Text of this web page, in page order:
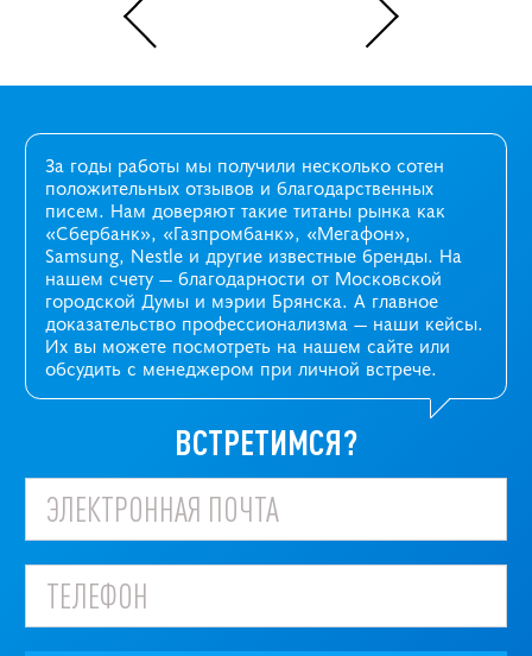
За годы работы мы получили несколько сотен
положительных отзывов и благодарственных
писем. Нам доверяют такие титаны рынка как
«Сбербанк», «Газпромбанк», «Мегафон»,
Samsung, Nestle и другие известные бренды. На
нашем счету — благодарности от Московской
городской Думы и мэрии Брянска. А главное
доказательство профессионализма — наши кейсы.
Их вы можете посмотреть на нашем сайте или
обсудить с менеджером при личной встрече.
ВСТРЕТИМСЯ?